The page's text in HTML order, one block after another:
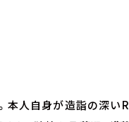
本人自身が造詣の深い